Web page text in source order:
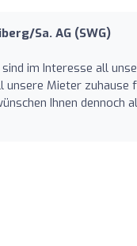
Sa. AG (SWG)
im Interesse all
Mieter zuhause
Ihnen dennoch